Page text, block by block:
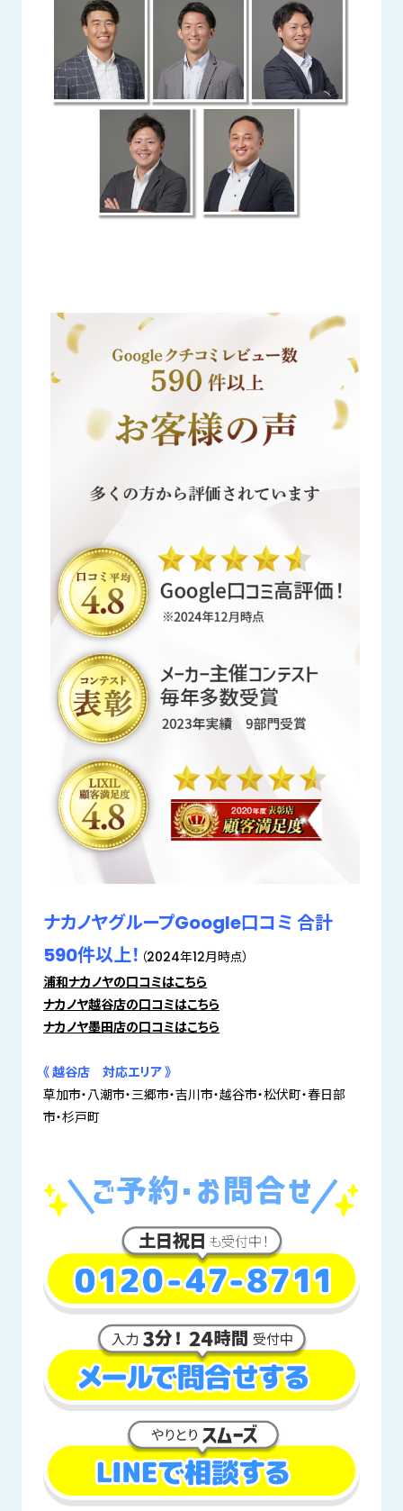
ナカノヤグループGoogle口コミ 合計
590件以上！ （2024年12月時点）
浦和ナカノヤの口コミはこちら
ナカノヤ越谷店の口コミはこちら
ナカノヤ墨田店の口コミはこちら
《 越谷店 対応エリア 》
草加市・八潮市・三郷市・吉川市・越谷市・松伏町・春日部
市・杉戸町